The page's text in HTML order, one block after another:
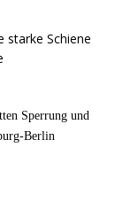
starke Schiene
Sperrung und
Berlin